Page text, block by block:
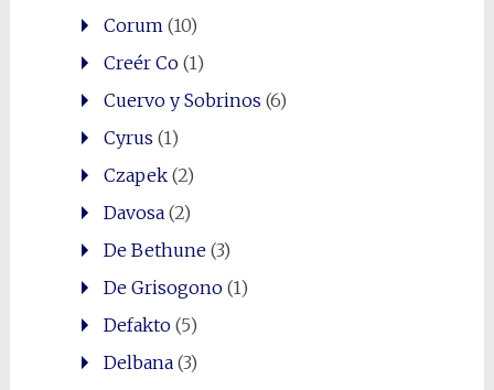
Corum (10)
Creér Co(1)
Cuervo y Sobrinos (6)
Cyrus (1)
Czapek(2)
Davosa(2)
De Bethune(3)
De Grisogono(1)
Defakto(5)
Delbana(3)